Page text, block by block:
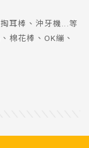
耳棒、沖牙機...等
棉花棒、OK繃、